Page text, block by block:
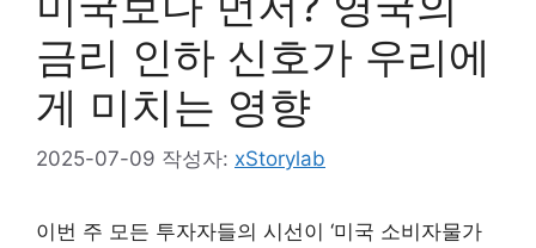
금리 인하 신호가 우리에
게 미치는 영향
2025-07-09 작성자: xStorylab
이번 주 모든 투자자들의 시선이 ‘미국 소비자물가